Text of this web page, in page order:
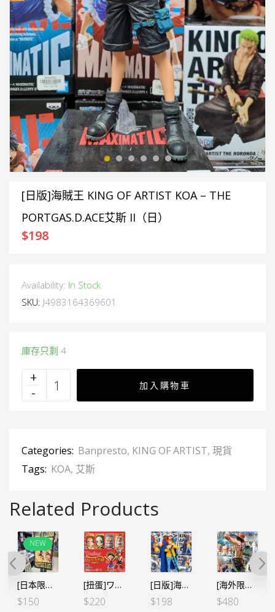
[日版]海賊王 KING OF ARTIST KOA – THE
PORTGAS.D.ACE艾斯 II（日）
$198
Availability: In Stock
SKU: J4983164369601
庫存只剩 4
加入購物車
Categories: Banpresto, KING OF ARTIST, 現貨
Tags: KOA, 艾斯
Related Products
NEW
[日本限定] 海賊王 路飛艾斯 二人の絆 浴巾 毛巾 120CMX60CM
$150
[扭蛋]ワンピの実 海賊王的果實 第二十海戰 全6個SET（行）
$220
[日版]海賊王 KING OF ARTIST KOA – 和之國 羅
$198
[海外限定 SMSP] 海賊王 世界造形王頂上決戰3 艾斯 THE BRUSH
$480